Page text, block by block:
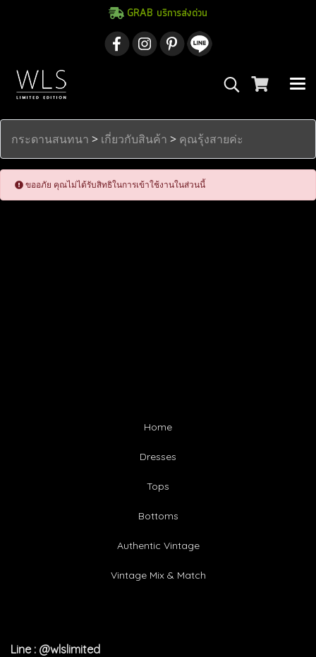
GRAB บริการส่งด่วน
กระดานสนทนา > เกี่ยวกับสินค้า > คุณรุ้งสายค่ะ
ขออภัย คุณไม่ได้รับสิทธิในการเข้าใช้งานในส่วนนี้
Home
Dresses
Tops
Bottoms
Authentic Vintage
Vintage Mix & Match
Line : @wlslimited